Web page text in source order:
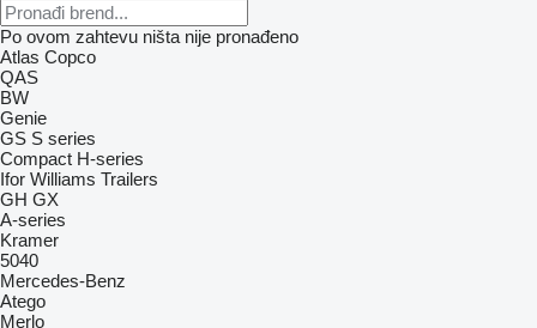
Po ovom zahtevu ništa nije pronađeno
Atlas Copco
QAS
BW
Genie
GS S series
Compact H-series
Ifor Williams Trailers
GH GX
A-series
Kramer
5040
Mercedes-Benz
Atego
Merlo